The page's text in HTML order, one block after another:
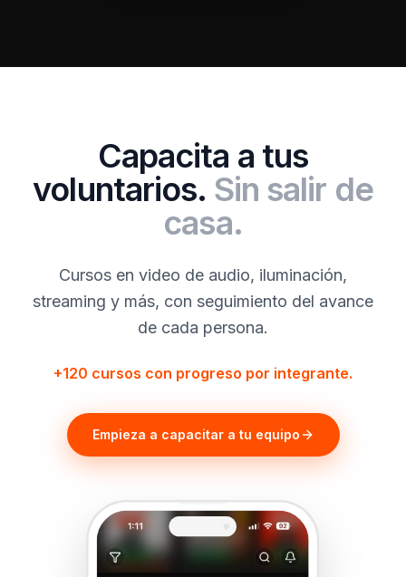
Capacita a tus
voluntarios. Sin salir de
casa.
Cursos en video de audio, iluminación,
streaming y más, con seguimiento del avance
de cada persona.
+120 cursos con progreso por integrante.
Empieza a capacitar a tu equipo